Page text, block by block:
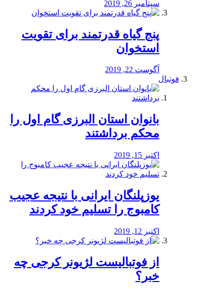
سپتامبر 26, 2019
پنج گیاه قدرتمند برای تقویت
استخوان
آگوست 22, 2019
فوتبال
بانوان استان البرزی گام اول را
محكم برداشتند
اکتبر 15, 2019
یوزپلنگان ایرانی با نتیجه عجیب
کامبوج را تسلیم خود کردند
اکتبر 12, 2019
از فوتبالیست لژیونر کرجی چه
خبر؟